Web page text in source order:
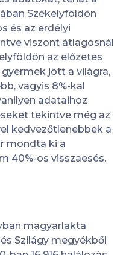
Székelyföldön
és az erdélyi
viszont átlagosnál
az előzetes
jött a világra,
vagyis 8%-kal
adataihoz
tekintve még az
kedvezőtlenebbek a
mondta ki a
40%-os visszaesés.
magyarlakta
Szilágy megyékből